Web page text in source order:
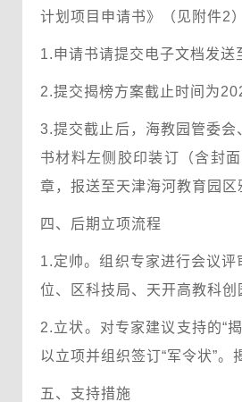
计划项目申请书》（见附件2
1.申请书请提交电子文档发
2.提交揭榜方案截止时间为
3.提交截止后，海教园管委
书材料左侧胶印装订（含封
章，报送至天津海河教育园
四、后期立项流程
1.定帅。组织专家进行会议
位、区科技局、天开高教科
2.立状。对专家建议支持的“
以立项并组织签订“军令状”。
五、支持措施